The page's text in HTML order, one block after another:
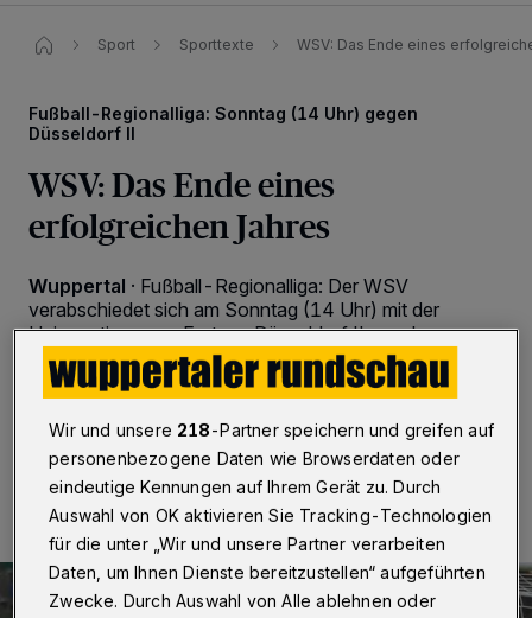
Sport Sporttexte WSV: Das Ende eines
Fußball-Regionalliga: Sonntag (14 Uhr) gegen
Düsseldorf II
WSV: Das Ende eines
erfolgreichen Jahres
Wuppertal · Fußball-Regionalliga: Der WSV
verabschiedet sich am Sonntag (14 Uhr) mit der
Heimpartie gegen Fortuna Düsseldorf II aus dem
Spieljahr.
02.12.2016 , 09:00 Uhr 2 Minuten Lesezeit
Wir und unsere 218-Partner speichern und greifen auf
personenbezogene Daten wie Browserdaten oder
eindeutige Kennungen auf Ihrem Gerät zu. Durch
Auswahl von OK aktivieren Sie Tracking-Technologien
für die unter „Wir und unsere Partner verarbeiten
Daten, um Ihnen Dienste bereitzustellen“ aufgeführten
Zwecke. Durch Auswahl von Alle ablehnen oder